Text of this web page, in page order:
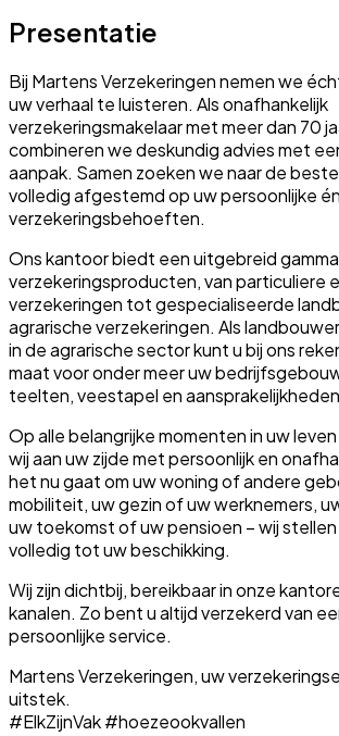
Presentatie
Bij Martens Verzekeringen nemen we
uw verhaal te luisteren. Als onafhankelijk
verzekeringsmakelaar met meer dan 70
combineren we deskundig advies met
aanpak. Samen zoeken we naar de
volledig afgestemd op uw persoonlijke
verzekeringsbehoeften.
Ons kantoor biedt een uitgebreid
verzekeringsproducten, van particuliere
verzekeringen tot gespecialiseerde
agrarische verzekeringen. Als
in de agrarische sector kunt u bij ons
maat voor onder meer uw
teelten, veestapel en
Op alle belangrijke momenten in uw
wij aan uw zijde met persoonlijk en
het nu gaat om uw woning of andere
mobiliteit, uw gezin of uw werknemers,
uw toekomst of uw pensioen – wij
volledig tot uw beschikking.
Wij zijn dichtbij, bereikbaar in onze
kanalen. Zo bent u altijd verzekerd van
persoonlijke service.
Martens Verzekeringen, uw
uitstek.
#ElkZijnVak #hoezeookvallen